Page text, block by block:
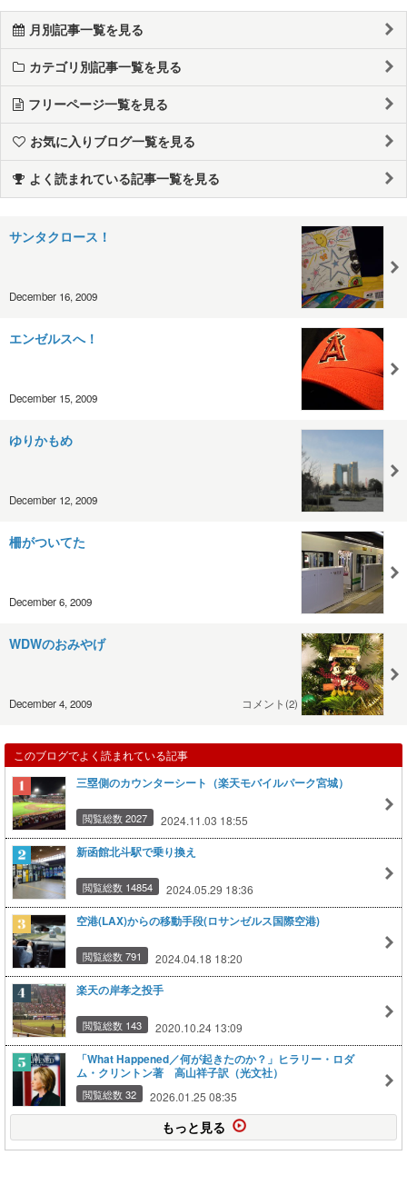
月別記事一覧を見る
カテゴリ別記事一覧を見る
フリーページ一覧を見る
お気に入りブログ一覧を見る
よく読まれている記事一覧を見る
サンタクロース！
December 16, 2009
エンゼルスへ！
December 15, 2009
ゆりかもめ
December 12, 2009
柵がついてた
December 6, 2009
WDWのおみやげ
December 4, 2009 コメント(2)
このブログでよく読まれている記事
三塁側のカウンターシート（楽天モバイルパーク宮城）
閲覧総数 2027 2024.11.03 18:55
新函館北斗駅で乗り換え
閲覧総数 14854 2024.05.29 18:36
空港(LAX)からの移動手段(ロサンゼルス国際空港)
閲覧総数 791 2024.04.18 18:20
楽天の岸孝之投手
閲覧総数 143 2020.10.24 13:09
「What Happened／何が起きたのか？」ヒラリー・ロダ
ム・クリントン著 高山祥子訳（光文社）
閲覧総数 32 2026.01.25 08:35
もっと見る